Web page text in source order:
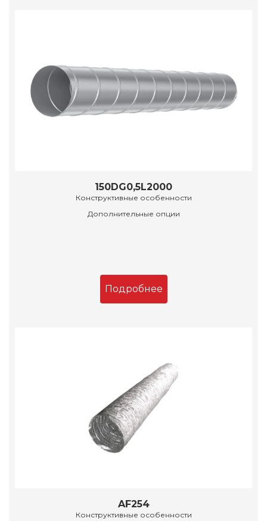
150DG0,5L2000
Конструктивные особенности
Дополнительные опции
Подробнее
AF254
Конструктивные особенности